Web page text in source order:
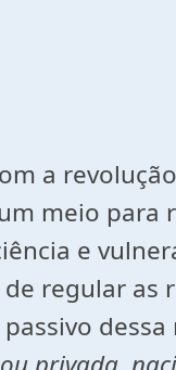
a
meio
e
regular